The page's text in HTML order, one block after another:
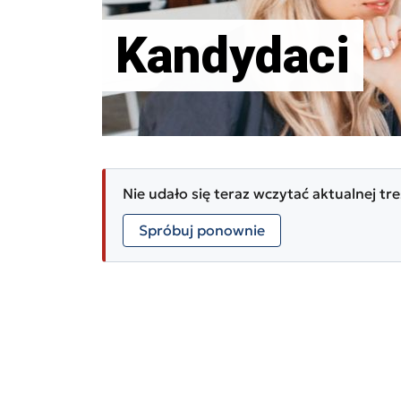
Kandydaci
Nie udało się teraz wczytać aktualnej
Spróbuj ponownie